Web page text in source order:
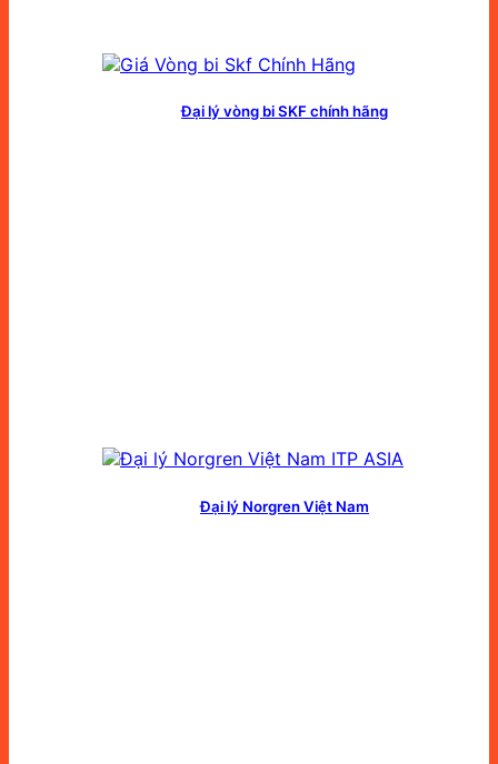
Đại lý vòng bi SKF chính hãng
Đại lý Norgren Việt Nam